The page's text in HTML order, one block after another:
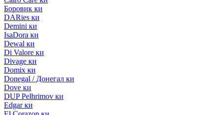
Боровик ки
DARies ки
Demini ки
IsaDora ки
Dewal ки
Di Valore ки
Divage ки
Domix ки
Donegal / Донегал ки
Dove ки
DUP Pelhrimov ки
Edgar ки